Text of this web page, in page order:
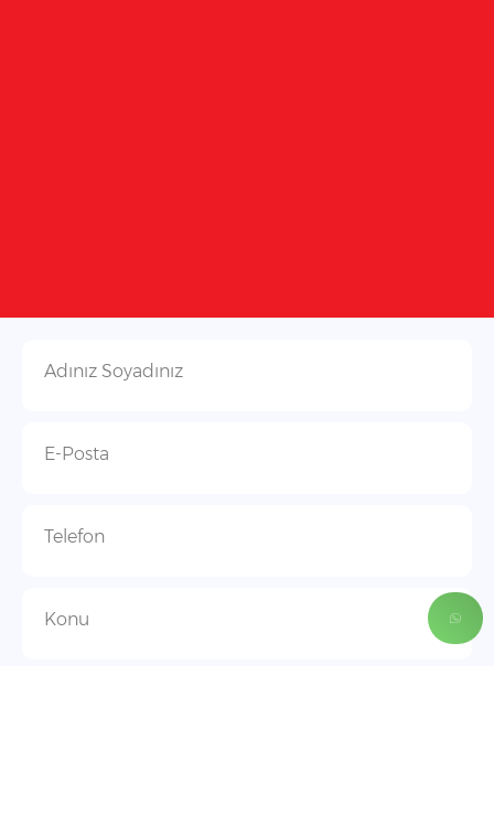
Adınız Soyadınız
E-Posta
Telefon
Konu